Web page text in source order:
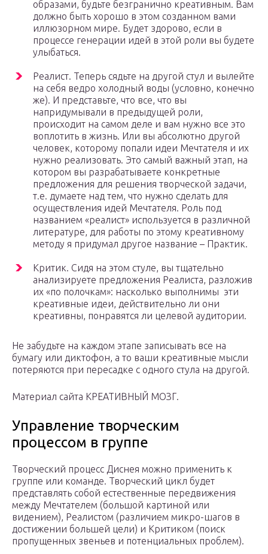
образами, будьте безгранично креативным. Вам
должно быть хорошо в этом созданном вами
иллюзорном мире. Будет здорово, если в
процессе генерации идей в этой роли вы будете
улыбаться.
Реалист. Теперь сядьте на другой стул и вылейте
на себя ведро холодный воды (условно, конечно
же). И представьте, что все, что вы
напридумывали в предыдущей роли,
происходит на самом деле и вам нужно все это
воплотить в жизнь. Или вы абсолютно другой
человек, которому попали идеи Мечтателя и их
нужно реализовать. Это самый важный этап, на
котором вы разрабатываете конкретные
предложения для решения творческой задачи,
т.е. думаете над тем, что нужно сделать для
осуществления идей Мечтателя. Роль под
названием «реалист» используется в различной
литературе, для работы по этому креативному
методу я придумал другое название – Практик.
Критик. Сидя на этом стуле, вы тщательно
анализируете предложения Реалиста, разложив
их «по полочкам»: насколько выполнимы эти
креативные идеи, действительно ли они
креативны, понравятся ли целевой аудитории.
Не забудьте на каждом этапе записывать все на
бумагу или диктофон, а то ваши креативные мысли
потеряются при пересадке с одного стула на другой.
Материал сайта КРЕАТИВНЫЙ МОЗГ.
Управление творческим
процессом в группе
Творческий процесс Диснея можно применить к
группе или команде. Творческий цикл будет
представлять собой естественные передвижения
между Мечтателем (большой картиной или
видением), Реалистом (различием микро-шагов в
достижении большей цели) и Критиком (поиск
пропущенных звеньев и потенциальных проблем).